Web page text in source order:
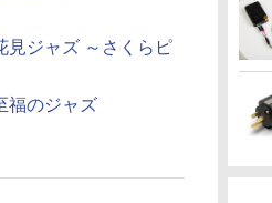
見ジャズ ～さくらピ
福のジャズ